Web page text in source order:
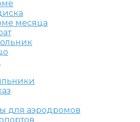
месяца
для аэродромов